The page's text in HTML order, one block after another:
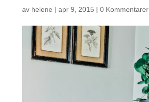
av helene | apr 9, 2015 | 0 Kommentarer